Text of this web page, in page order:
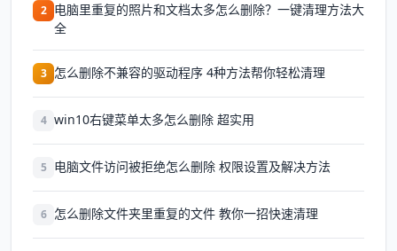
2 电脑里重复的照片和文档太多怎么删除？一键清理方法大
全
3 怎么删除不兼容的驱动程序 4种方法帮你轻松清理
4 win10右键菜单太多怎么删除 超实用
5 电脑文件访问被拒绝怎么删除 权限设置及解决方法
6 怎么删除文件夹里重复的文件 教你一招快速清理